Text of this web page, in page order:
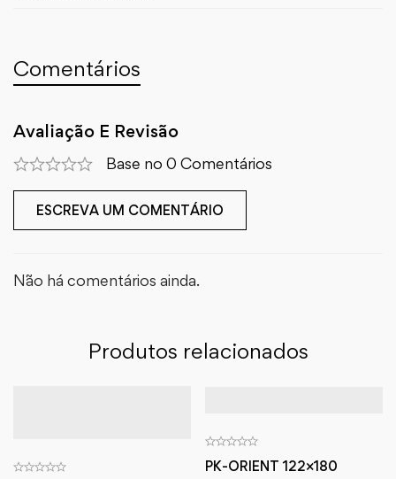
Comentários
Avaliação E Revisão
Base no 0 Comentários
ESCREVA UM COMENTÁRIO
Não há comentários ainda.
Produtos relacionados
PK-ORIENT 122×180